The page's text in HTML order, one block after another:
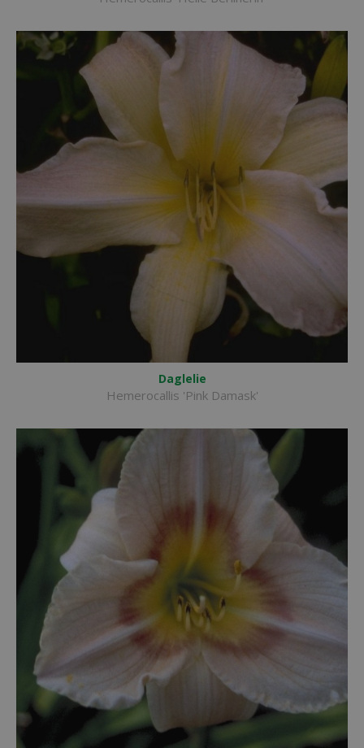
Daglelie
Hemerocallis 'Pink Damask'